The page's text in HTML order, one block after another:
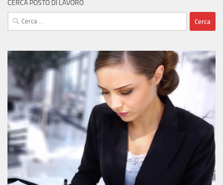
CERCA POSTO DI LAVORO
Ricerca
per: